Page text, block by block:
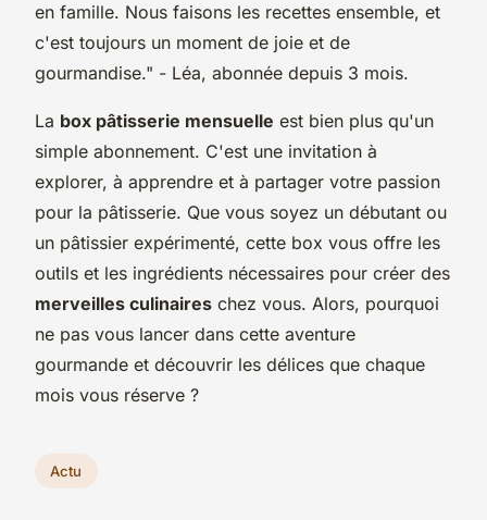
en famille. Nous faisons les recettes ensemble, et
c'est toujours un moment de joie et de
gourmandise." - Léa, abonnée depuis 3 mois.
La box pâtisserie mensuelle est bien plus qu'un
simple abonnement. C'est une invitation à
explorer, à apprendre et à partager votre passion
pour la pâtisserie. Que vous soyez un débutant ou
un pâtissier expérimenté, cette box vous offre les
outils et les ingrédients nécessaires pour créer des
merveilles culinaires chez vous. Alors, pourquoi
ne pas vous lancer dans cette aventure
gourmande et découvrir les délices que chaque
mois vous réserve ?
Actu